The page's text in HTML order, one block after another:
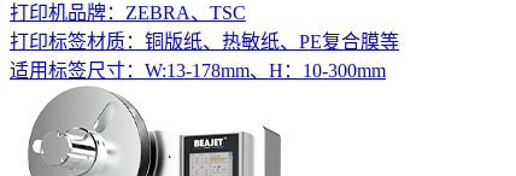
打印机品牌：ZEBRA、TSC
打印标签材质：铜版纸、热敏纸、PE复合膜等
适用标签尺寸：W:13-178mm、H：10-300mm